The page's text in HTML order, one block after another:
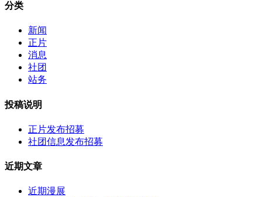
分类
新闻
正片
消息
社团
站务
投稿说明
正片发布招募
社团信息发布招募
近期文章
近期漫展